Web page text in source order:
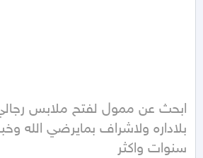
سنوات واكثر